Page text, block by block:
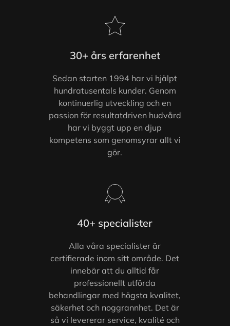
30+ års erfarenhet
Sedan starten 1994 har vi hjälpt
hundratusentals kunder. Genom
kontinuerlig utveckling och en
passion för resultatdriven hudvård
har vi byggt upp en djup
kompetens som genomsyrar allt vi
gör.
40+ specialister
Alla våra specialister är
certifierade inom sitt område. Det
innebär att du alltid får
professionellt utförda
behandlingar med högsta kvalitet,
säkerhet och noggrannhet. Det är
så vi levererar service, kvalité och